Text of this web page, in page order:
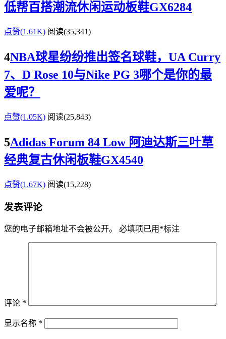
低帮百搭潮流休闲运动板鞋GX6284
点赞(1.61K) 阅读(35,341)
4NBA球星纷纷推出签名球鞋，UA Curry
7、D Rose 10与Nike PG 3哪个是你的最
爱呢？
点赞(1.05K) 阅读(25,843)
5Adidas Forum 84 Low 阿迪达斯三叶草
经典复古休闲板鞋GX4540
点赞(1.67K) 阅读(15,228)
发表评论
您的电子邮箱地址不会被公开。 必填项已用 *标注
评论 *
显示名称 *